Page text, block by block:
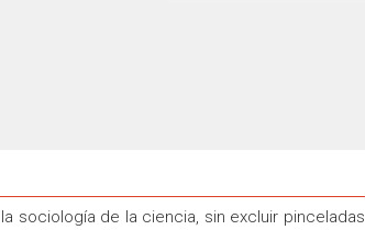
sociología de la ciencia, sin excluir pinceladas